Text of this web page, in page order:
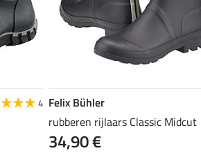
4 Felix Bühler
rubberen rijlaars Classic Midcut
34,90 €